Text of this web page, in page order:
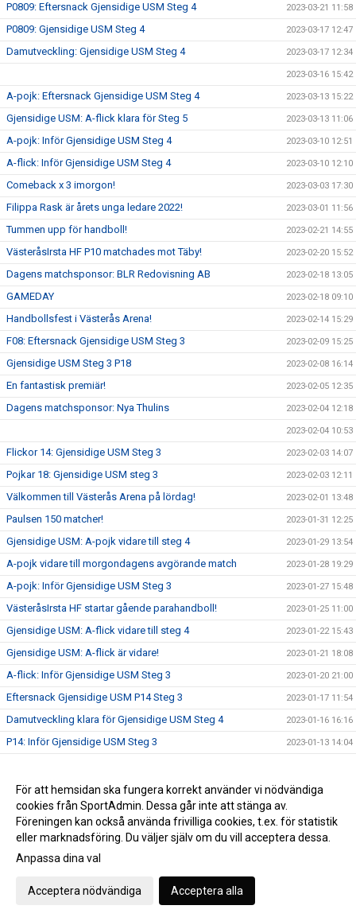
P0809: Eftersnack Gjensidige USM Steg 4 2023-03-21 11:58
P0809: Gjensidige USM Steg 4 2023-03-17 12:47
Damutveckling: Gjensidige USM Steg 4 2023-03-17 12:34
2023-03-16 15:42
A-pojk: Eftersnack Gjensidige USM Steg 4 2023-03-13 15:22
Gjensidige USM: A-flick klara för Steg 5 2023-03-13 11:06
A-pojk: Inför Gjensidige USM Steg 4 2023-03-10 12:51
A-flick: Inför Gjensidige USM Steg 4 2023-03-10 12:10
Comeback x 3 imorgon! 2023-03-03 17:30
Filippa Rask är årets unga ledare 2022! 2023-03-01 11:56
Tummen upp för handboll! 2023-02-21 14:55
VästeråsIrsta HF P10 matchades mot Täby! 2023-02-20 15:52
Dagens matchsponsor: BLR Redovisning AB 2023-02-18 13:05
GAMEDAY 2023-02-18 09:10
Handbollsfest i Västerås Arena! 2023-02-14 15:29
F08: Eftersnack Gjensidige USM Steg 3 2023-02-09 15:25
Gjensidige USM Steg 3 P18 2023-02-08 16:14
En fantastisk premiär! 2023-02-05 12:35
Dagens matchsponsor: Nya Thulins 2023-02-04 12:18
2023-02-04 10:53
Flickor 14: Gjensidige USM Steg 3 2023-02-03 14:07
Pojkar 18: Gjensidige USM steg 3 2023-02-03 12:11
Välkommen till Västerås Arena på lördag! 2023-02-01 13:48
Paulsen 150 matcher! 2023-01-31 12:25
Gjensidige USM: A-pojk vidare till steg 4 2023-01-29 13:54
A-pojk vidare till morgondagens avgörande match 2023-01-28 19:29
A-pojk: Inför Gjensidige USM Steg 3 2023-01-27 15:48
VästeråsIrsta HF startar gående parahandboll! 2023-01-25 11:00
Gjensidige USM: A-flick vidare till steg 4 2023-01-22 15:43
Gjensidige USM: A-flick är vidare! 2023-01-21 18:08
A-flick: Inför Gjensidige USM Steg 3 2023-01-20 21:00
Eftersnack Gjensidige USM P14 Steg 3 2023-01-17 11:54
Damutveckling klara för Gjensidige USM Steg 4 2023-01-16 16:16
P14: Inför Gjensidige USM Steg 3 2023-01-13 14:04
Damutveckling: Inför Gjensidige USM F18 Steg 3 2023-01-06 14:29
Välkommen till Västerås Arena på torsdag! 2022-12-27 11:15
2022-12-24 13:10
God Jul & Gott Nytt År från oss!
Vill du vara ledare inom Parahandboll?
Limited Edition: Vickan Tribute
För att hemsidan ska fungera korrekt använder vi nödvändiga
cookies från SportAdmin. Dessa går inte att stänga av.
Föreningen kan också använda frivilliga cookies, t.ex. för statistik
eller marknadsföring. Du väljer själv om du vill acceptera dessa.
Anpassa dina val
Acceptera nödvändiga Acceptera alla